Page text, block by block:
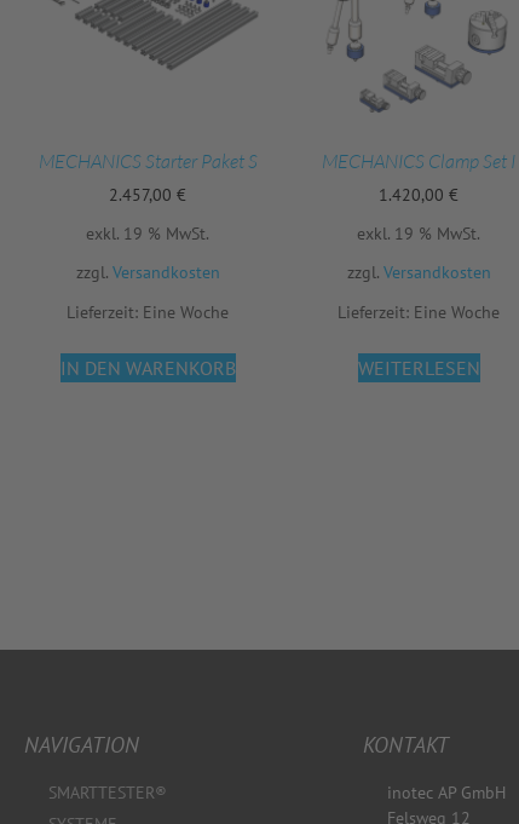
MECHANICS Starter Paket S
2.457,00 €
exkl. 19 % MwSt.
zzgl. Versandkosten
Lieferzeit: Eine Woche
IN DEN WARENKORB
MECHANICS Clamp Set I
1.420,00 €
exkl. 19 % MwSt.
zzgl. Versandkosten
Lieferzeit: Eine Woche
WEITERLESEN
NAVIGATION
SMARTTESTER®
KONTAKT
inotec AP GmbH
Felsweg 12